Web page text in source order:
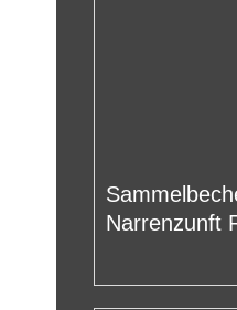
Narrenzunft